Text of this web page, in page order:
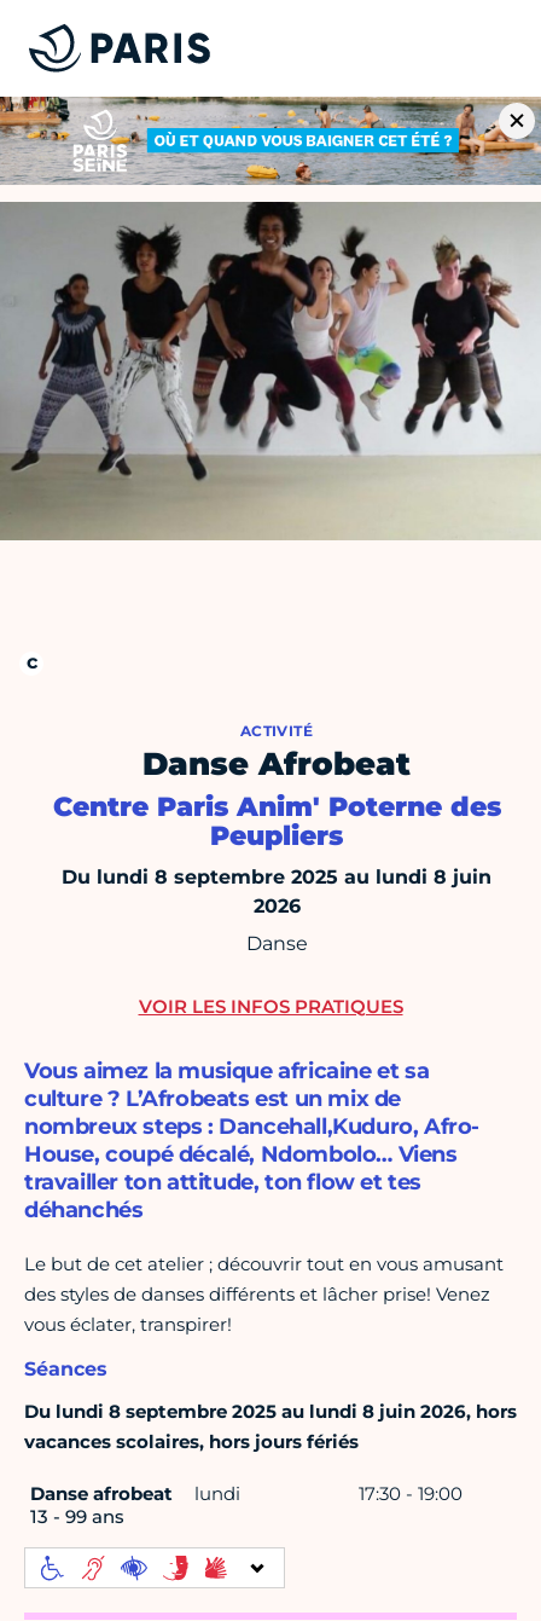
ACTIVITÉ
Danse Afrobeat
Centre Paris Anim' Poterne des
Peupliers
Du lundi 8 septembre 2025 au lundi 8 juin
2026
Danse
Vous aimez la musique africaine et sa
culture ? L’Afrobeats est un mix de
nombreux steps : Dancehall,Kuduro, Afro-
House, coupé décalé, Ndombolo… Viens
travailler ton attitude, ton flow et tes
déhanchés
Le but de cet atelier ; découvrir tout en vous amusant
des styles de danses différents et lâcher prise! Venez
vous éclater, transpirer!
Séances
Du lundi 8 septembre 2025 au lundi 8 juin 2026, hors
vacances scolaires, hors jours fériés
Danse afrobeat
13 - 99 ans
lundi 17:30 - 19:00
VOIR LES INFOS PRATIQUES